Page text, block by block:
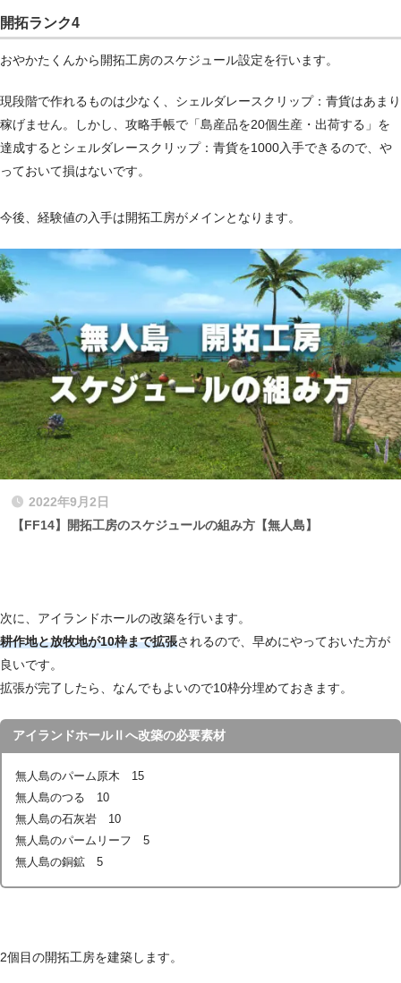
開拓ランク4
おやかたくんから開拓工房のスケジュール設定を行います。
現段階で作れるものは少なく、シェルダレースクリップ：青貨はあまり
稼げません。しかし、攻略手帳で「島産品を20個生産・出荷する」を
達成するとシェルダレースクリップ：青貨を1000入手できるので、や
っておいて損はないです。
今後、経験値の入手は開拓工房がメインとなります。
2022年9月2日
【FF14】開拓工房のスケジュールの組み方【無人島】
次に、アイランドホールの改築を行います。
耕作地と放牧地が10枠まで拡張されるので、早めにやっておいた方が
良いです。
拡張が完了したら、なんでもよいので10枠分埋めておきます。
アイランドホールⅡへ改築の必要素材
無人島のパーム原木 15
無人島のつる 10
無人島の石灰岩 10
無人島のパームリーフ 5
無人島の銅鉱 5
2個目の開拓工房を建築します。